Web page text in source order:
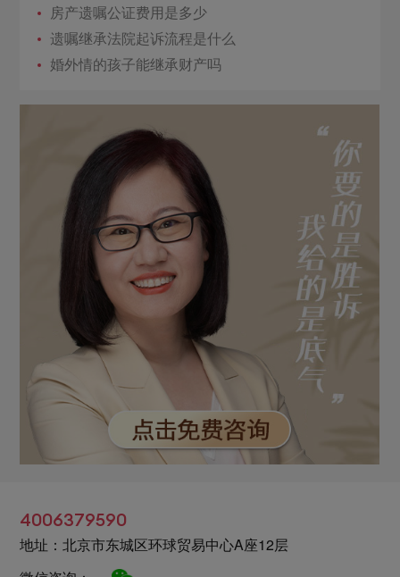
房产遗嘱公证费用是多少
遗嘱继承法院起诉流程是什么
婚外情的孩子能继承财产吗
4006379590
地址：北京市东城区环球贸易中心A座12层